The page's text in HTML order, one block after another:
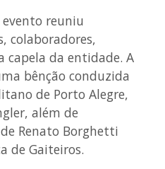
reuniu
colaboradores,
capela da entidade. A
bênção conduzida
de Porto Alegre,
além de
Renato Borghetti
de Gaiteiros.